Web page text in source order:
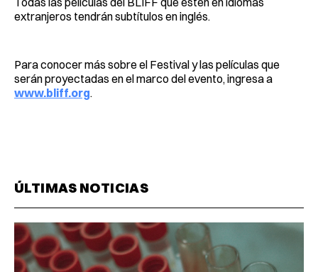
extranjeros tendrán subtítulos en inglés.
Para conocer más sobre el Festival y las películas que
serán proyectadas en el marco del evento, ingresa a
www.bliff.org.
ÚLTIMAS NOTICIAS